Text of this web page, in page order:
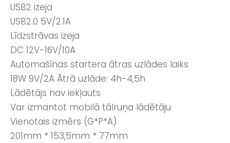
USB2 izeja
USB2.0 5V/2.1A
Līdzstrāvas izeja
DC 12V-16V/10A
Automašīnas startera ātras uzlādes laiks
18W 9V/2A Ātrā uzlāde: 4h-4,5h
Lādētājs nav iekļauts
Var izmantot mobilā tālruņa lādētāju
Vienotais izmērs (G*P*A)
201mm * 153,5mm * 77mm